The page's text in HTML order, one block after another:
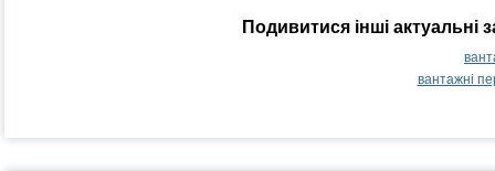
Подивитися інші
вантажні